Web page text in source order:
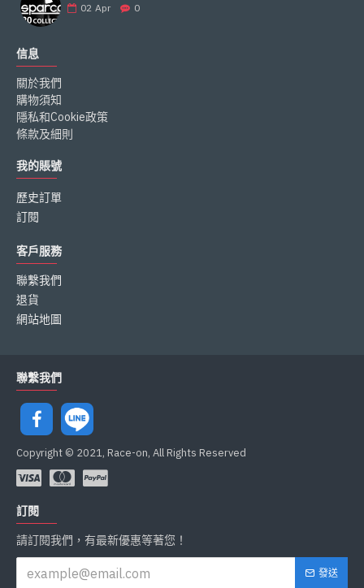
02 Apr 0
信息
關於我們
購物須知
隱私和Cookie政策
條款及細則
我的賬號
歷史訂單
訂閱
客戶服務
聯繫我們
退貨
網站地圖
聯繫我們
Copyright © 2021, Race-on, All Rights Reserved
訂閱
請訂閱我們，有最新優惠等著您！
發送